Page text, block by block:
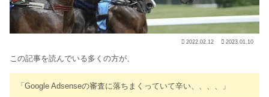
2022.02.12 2023.01.10
この記事を読んでいる多くの方が、
「Google Adsenseの審査に落ちまくっていて辛い、、、、」